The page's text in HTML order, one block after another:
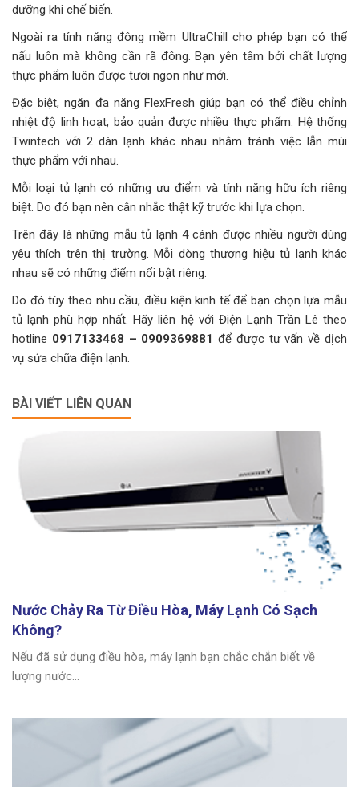
dưỡng khi chế biến.
Ngoài ra tính năng đông mềm UltraChill cho phép bạn có thể
nấu luôn mà không cần rã đông. Bạn yên tâm bởi chất lượng
thực phẩm luôn được tươi ngon như mới.
Đặc biệt, ngăn đa năng FlexFresh giúp bạn có thể điều chỉnh
nhiệt độ linh hoạt, bảo quản được nhiều thực phẩm. Hệ thống
Twintech với 2 dàn lạnh khác nhau nhằm tránh việc lẫn mùi
thực phẩm với nhau.
Mỗi loại tủ lạnh có những ưu điểm và tính năng hữu ích riêng
biệt. Do đó bạn nên cân nhắc thật kỹ trước khi lựa chọn.
Trên đây là những mẫu tủ lạnh 4 cánh được nhiều người dùng
yêu thích trên thị trường. Mỗi dòng thương hiệu tủ lạnh khác
nhau sẽ có những điểm nổi bật riêng.
Do đó tùy theo nhu cầu, điều kiện kinh tế để bạn chọn lựa mẫu
tủ lạnh phù hợp nhất. Hãy liên hệ với Điện Lạnh Trần Lê theo
hotline 0917133468 – 0909369881 để được tư vấn về dịch
vụ sửa chữa điện lạnh.
BÀI VIẾT LIÊN QUAN
Nước Chảy Ra Từ Điều Hòa, Máy Lạnh Có Sạch
Không?
Nếu đã sử dụng điều hòa, máy lạnh bạn chắc chắn biết về
lượng nước...